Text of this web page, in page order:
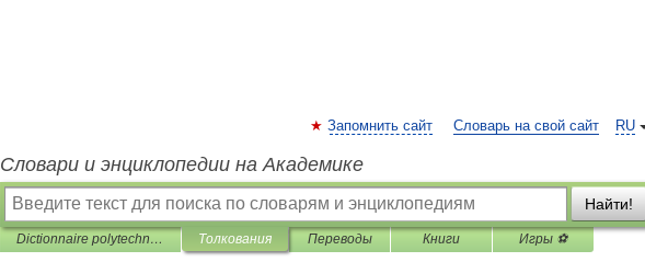
RU
Запомнить сайт Словарь на свой сайт
Словари и энциклопедии на Академике
Найти!
Dictionnaire polytechnique Français-Russe Толкования Переводы Книги Игры ⚽